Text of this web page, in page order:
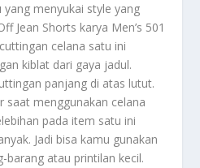
menyukai style yang
Jean Shorts karya Men’s 501
celana satu ini
kiblat dari gaya jadul.
panjang di atas lutut.
saat menggunakan celana
pada item satu ini
Jadi bisa kamu gunakan
barang atau printilan kecil.